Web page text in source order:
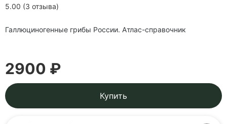
5.00 (3 отзыва)
Галлюциногенные грибы России. Атлас-справочник
2900 ₽
Купить